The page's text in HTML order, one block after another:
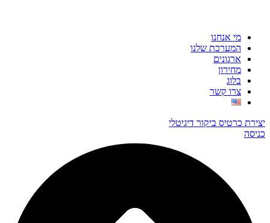
מי אנחנו
המערכת שלנו
ארגונים
מחירון
בלוג
צרו קשר
יצירת כרטיס ביקור דיגיטלי
כניסה